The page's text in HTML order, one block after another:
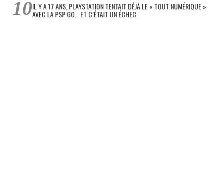
IL Y A 17 ANS, PLAYSTATION TENTAIT DÉJÀ LE « TOUT NUMÉRIQUE »
AVEC LA PSP GO… ET C’ÉTAIT UN ÉCHEC